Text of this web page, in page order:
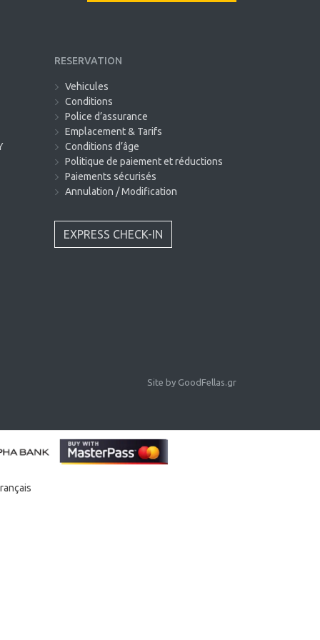
RESERVATION
Vehicules
Conditions
Police d’assurance
Emplacement & Tarifs
Conditions d’âge
Politique de paiement et réductions
Paiements sécurisés
Annulation / Modification
EXPRESS CHECK-IN
Site by GoodFellas.gr